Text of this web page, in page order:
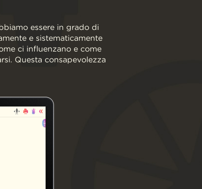
essere in grado di
e sistematicamente
ci influenzano e come
Questa consapevolezza